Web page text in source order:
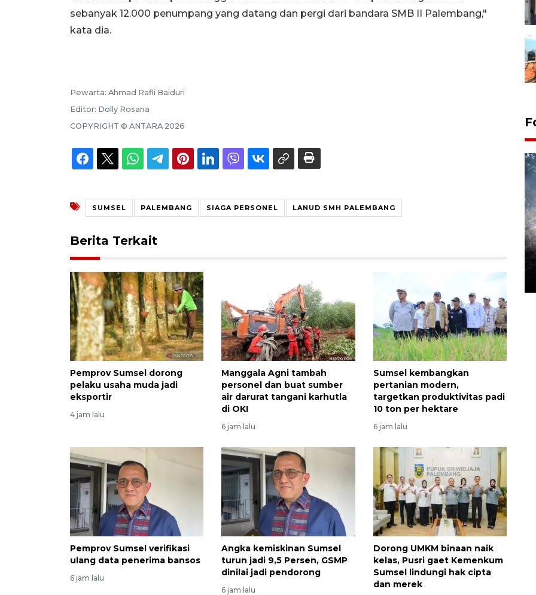
sebanyak 12.000 penumpang yang datang dan pergi dari bandara SMB II Palembang,"
kata dia.
Pewarta: Ahmad Rafli Baiduri
Editor: Dolly Rosana
COPYRIGHT © ANTARA 2026
SUMSEL PALEMBANG SIAGA PERSONEL LANUD SMH PALEMBANG
Berita Terkait
Pemprov Sumsel dorong
pelaku usaha muda jadi
eksportir
4 jam lalu
Manggala Agni tambah
personel dan buat sumber
air darurat tangani karhutla
di OKI
6 jam lalu
Sumsel kembangkan
pertanian modern,
targetkan produktivitas padi
10 ton per hektare
6 jam lalu
Pemprov Sumsel verifikasi
ulang data penerima bansos
6 jam lalu
Angka kemiskinan Sumsel
turun jadi 9,5 Persen, GSMP
dinilai jadi pendorong
6 jam lalu
Dorong UMKM binaan naik
kelas, Pusri gaet Kemenkum
Sumsel lindungi hak cipta
dan merek